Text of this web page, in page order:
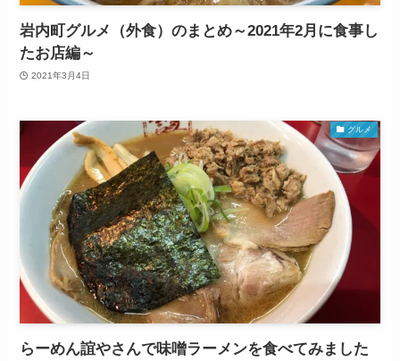
岩内町グルメ（外食）のまとめ～2021年2月に食事し
たお店編～
2021年3月4日
グルメ
らーめん誼やさんで味噌ラーメンを食べてみました